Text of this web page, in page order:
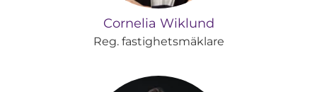
Cornelia Wiklund
Reg. fastighetsmäklare